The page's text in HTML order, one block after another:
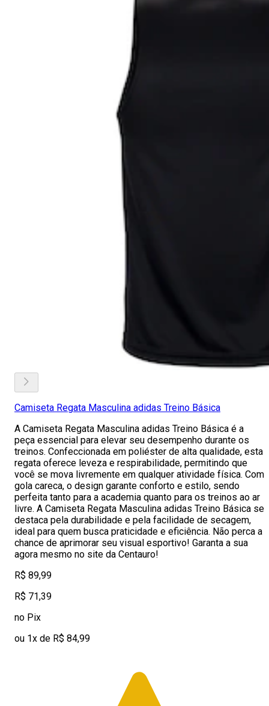
Camiseta Regata Masculina adidas Treino Básica
A Camiseta Regata Masculina adidas Treino Básica é a
peça essencial para elevar seu desempenho durante os
treinos. Confeccionada em poliéster de alta qualidade, esta
regata oferece leveza e respirabilidade, permitindo que
você se mova livremente em qualquer atividade física. Com
gola careca, o design garante conforto e estilo, sendo
perfeita tanto para a academia quanto para os treinos ao ar
livre. A Camiseta Regata Masculina adidas Treino Básica se
destaca pela durabilidade e pela facilidade de secagem,
ideal para quem busca praticidade e eficiência. Não perca a
chance de aprimorar seu visual esportivo! Garanta a sua
agora mesmo no site da Centauro!
R$ 89,99
R$ 71,39
no Pix
ou 1x de R$ 84,99